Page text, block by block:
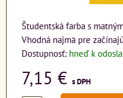
Študentská farba s
Vhodná najmä pre
Dostupnosť: hneď k
7,15 € s DPH